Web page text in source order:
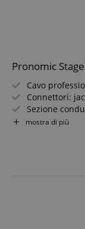
Pronomic
Cavo
Connettori:
Sezione
Connettori di
mostra di più